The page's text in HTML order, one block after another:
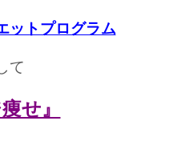
ットプログラム
て
せ』